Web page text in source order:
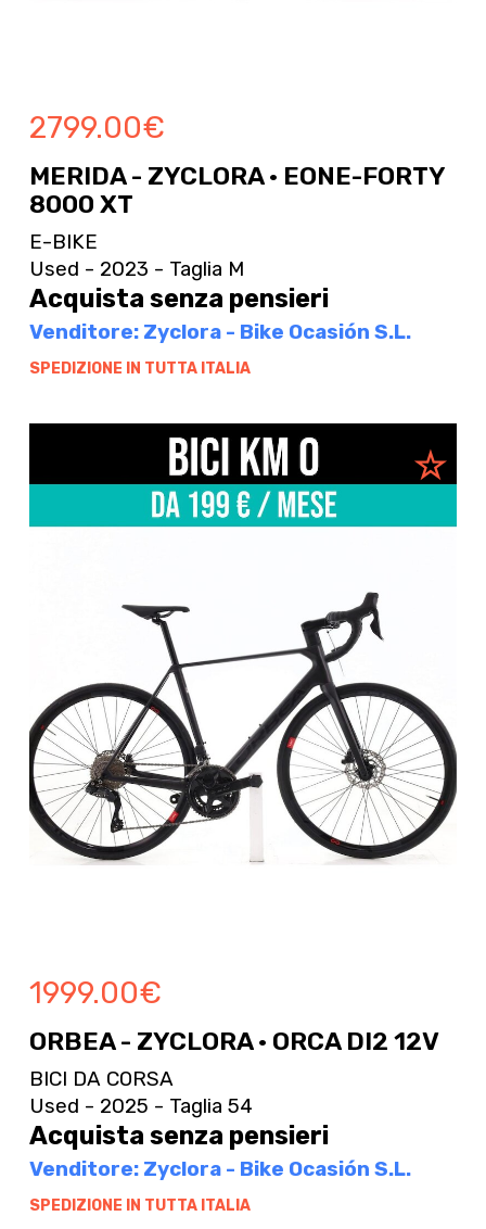
2799.00€
MERIDA - ZYCLORA · EONE-FORTY
8000 XT
E-BIKE
Used - 2023 - Taglia M
Acquista senza pensieri
Venditore: Zyclora - Bike Ocasión S.L.
SPEDIZIONE IN TUTTA ITALIA
1999.00€
ORBEA - ZYCLORA · ORCA DI2 12V
BICI DA CORSA
Used - 2025 - Taglia 54
Acquista senza pensieri
Venditore: Zyclora - Bike Ocasión S.L.
SPEDIZIONE IN TUTTA ITALIA